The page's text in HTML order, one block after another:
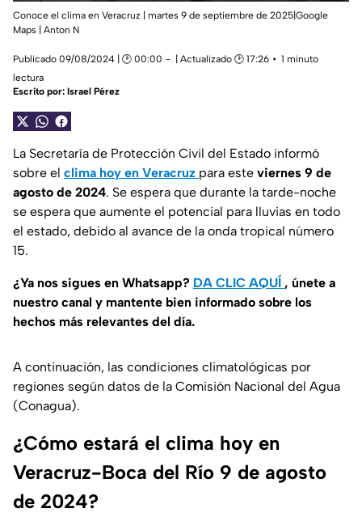
Conoce el clima en Veracruz | martes 9 de septiembre de 2025|Google
Maps | Anton N
Publicado 09/08/2024 | 🕑 00:00 | Actualizado 🕑 17:26
1 minuto
lectura
Escrito por: Israel Pérez
La Secretaría de Protección Civil del Estado informó
sobre el clima hoy en Veracruz para este viernes 9 de
agosto de 2024. Se espera que durante la tarde-noche
se espera que aumente el potencial para lluvias en todo
el estado, debido al avance de la onda tropical número
15.
¿Ya nos sigues en Whatsapp? DA CLIC AQUÍ , únete a
nuestro canal y mantente bien informado sobre los
hechos más relevantes del día.
A continuación, las condiciones climatológicas por
regiones según datos de la Comisión Nacional del Agua
(Conagua).
¿Cómo estará el clima hoy en
Veracruz-Boca del Río 9 de agosto
de 2024?